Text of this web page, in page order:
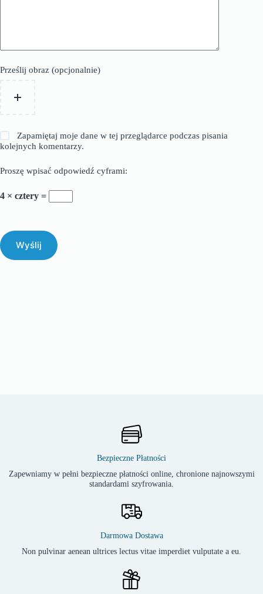
Prześlij obraz (opcjonalnie)
Zapamiętaj moje dane w tej przeglądarce podczas pisania
kolejnych komentarzy.
Proszę wpisać odpowiedź cyframi:
4 × cztery =
Wyślij
Bezpieczne Płatności
Zapewniamy w pełni bezpieczne płatności online, chronione najnowszymi
standardami szyfrowania.
Darmowa Dostawa
Non pulvinar aenean ultrices lectus vitae imperdiet vulputate a eu.